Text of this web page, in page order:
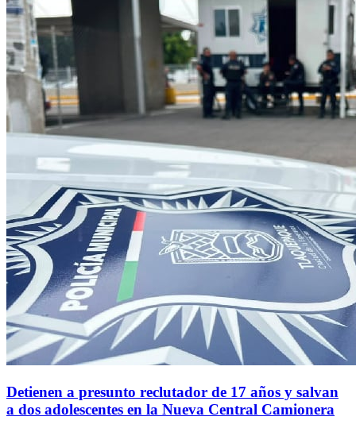
Detienen a presunto reclutador de 17 años y salvan
a dos adolescentes en la Nueva Central Camionera